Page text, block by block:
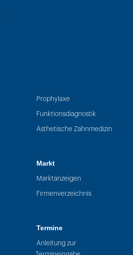
Prophylaxe
Funktionsdiagnostik
Ästhetische Zahnmedizin
Markt
Marktanzeigen
Firmenverzeichnis
Termine
Anleitung zur